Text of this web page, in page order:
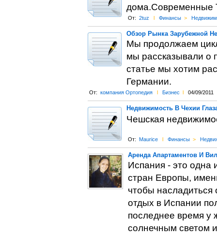
дома.Современные
От: 2tuz l Финансы >
Обзор Рынка Зарубежной
Мы продолжаем
мы рассказывали о
статье мы хотим
Германии.
От: компания Ортопедия l Бизнес l 04/09/2011
Недвижимость В Чехии
Чешская
От: Maurice l Финансы >
Аренда Апартаментов И
Испания - это
стран Европы,
чтобы
отдых в Испании
последнее время у
солнечным светом